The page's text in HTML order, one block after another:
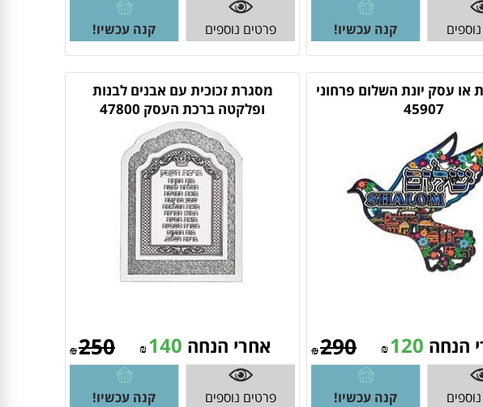
קנה עכשיו! פרטים נוספים קנה עכשיו!
או עסק יונת השלום פרחוני
45907
₪290 הנחה ₪120
קנה עכשיו!
מסגרת זכוכית עם אבנים לבנות
ופלקטה ברכת העסק 47800
₪250 אחרי הנחה ₪140
פרטים נוספים קנה עכשיו!